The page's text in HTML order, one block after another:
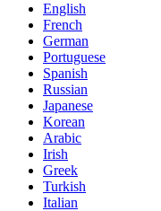
English
French
German
Portuguese
Spanish
Russian
Japanese
Korean
Arabic
Irish
Greek
Turkish
Italian